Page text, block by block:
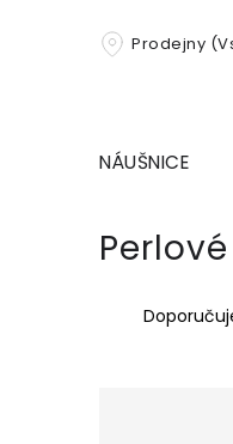
Prodejny
NÁUŠNICE
Ř
a